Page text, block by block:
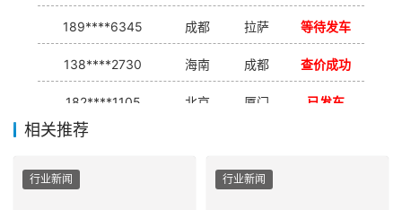
189****6345 成都 拉萨 等待发车
138****2730 海南 成都 查价成功
182****1105 北京 厦门 已发车
138****7926
139****9233 成都
相关推荐
行业新闻 行业新闻